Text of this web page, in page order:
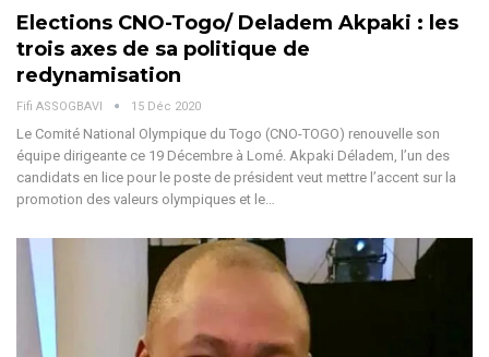
Elections CNO-Togo/ Deladem Akpaki : les
trois axes de sa politique de
redynamisation
Fifi ASSOGBAVI 15 Déc 2020
Le Comité National Olympique du Togo (CNO-TOGO) renouvelle son
équipe dirigeante ce 19 Décembre à Lomé. Akpaki Déladem, l’un des
candidats en lice pour le poste de président veut mettre l’accent sur la
promotion des valeurs olympiques et le…